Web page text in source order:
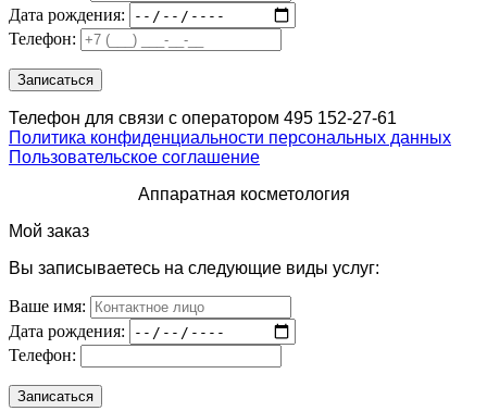
Дата рождения:
Телефон:
Телефон для связи с оператором 495 152-27-61
Политика конфиденциальности персональных данных
Пользовательское соглашение
Аппаратная косметология
Мой заказ
Вы записываетесь на следующие виды услуг:
Ваше имя:
Дата рождения:
Телефон: